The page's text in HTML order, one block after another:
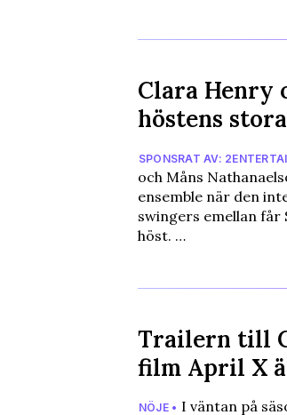
Clara Henry
höstens
SPONSRAT AV:
och Måns
ensemble när den
swingers emellan
höst. …
Trailern till
film April X
NÖJE • I väntan på